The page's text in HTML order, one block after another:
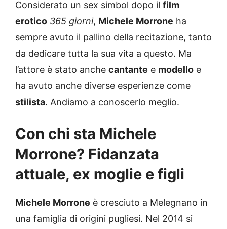
Considerato un sex simbol dopo il film
erotico 365 giorni, Michele Morrone ha
sempre avuto il pallino della recitazione, tanto
da dedicare tutta la sua vita a questo. Ma
l’attore è stato anche cantante e modello e
ha avuto anche diverse esperienze come
stilista. Andiamo a conoscerlo meglio.
Con chi sta Michele
Morrone? Fidanzata
attuale, ex moglie e figli
Michele Morrone è cresciuto a Melegnano in
una famiglia di origini pugliesi. Nel 2014 si